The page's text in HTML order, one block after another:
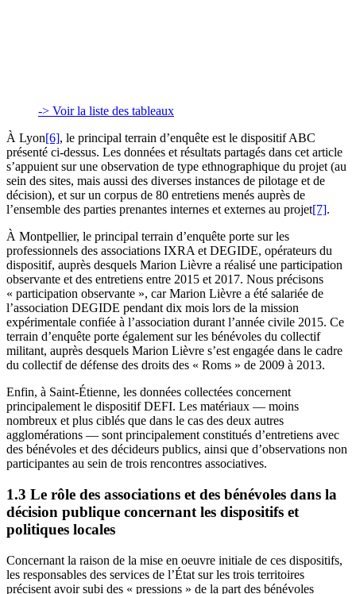
-> Voir la liste des tableaux
À Lyon[6], le principal terrain d’enquête est le dispositif ABC
présenté ci-dessus. Les données et résultats partagés dans cet article
s’appuient sur une observation de type ethnographique du projet (au
sein des sites, mais aussi des diverses instances de pilotage et de
décision), et sur un corpus de 80 entretiens menés auprès de
l’ensemble des parties prenantes internes et externes au projet[7].
À Montpellier, le principal terrain d’enquête porte sur les
professionnels des associations IXRA et DEGIDE, opérateurs du
dispositif, auprès desquels Marion Lièvre a réalisé une participation
observante et des entretiens entre 2015 et 2017. Nous précisons
« participation observante », car Marion Lièvre a été salariée de
l’association DEGIDE pendant dix mois lors de la mission
expérimentale confiée à l’association durant l’année civile 2015. Ce
terrain d’enquête porte également sur les bénévoles du collectif
militant, auprès desquels Marion Lièvre s’est engagée dans le cadre
du collectif de défense des droits des « Roms » de 2009 à 2013.
Enfin, à Saint-Étienne, les données collectées concernent
principalement le dispositif DEFI. Les matériaux — moins
nombreux et plus ciblés que dans le cas des deux autres
agglomérations — sont principalement constitués d’entretiens avec
des bénévoles et des décideurs publics, ainsi que d’observations non
participantes au sein de trois rencontres associatives.
1.3 Le rôle des associations et des bénévoles dans la
décision publique concernant les dispositifs et
politiques locales
Concernant la raison de la mise en oeuvre initiale de ces dispositifs,
les responsables des services de l’État sur les trois territoires
précisent avoir subi des « pressions » de la part des bénévoles